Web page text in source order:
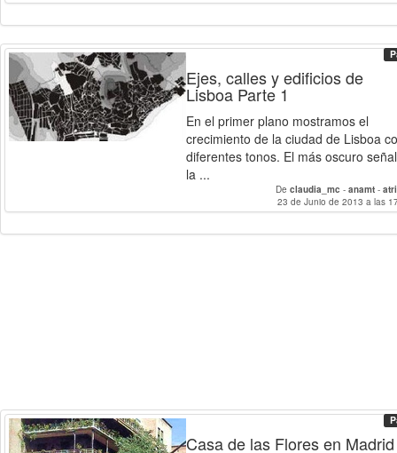
Ejes, calles y edificios de
Lisboa Parte 1
En el primer plano mostramos el
crecimiento de la ciudad de Lisboa
diferentes tonos. El más oscuro
la ...
De claudia_mc - anamt -
23 de Junio de 2013 a las
Casa de las Flores en